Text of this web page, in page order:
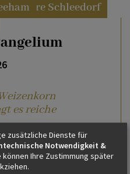
Pfarre Mattsee
Pfarre Schleedorf
es reiche
weiterlesen
zusätzliche Dienste für
Notwendigkeit &
können Ihre Zustimmung später